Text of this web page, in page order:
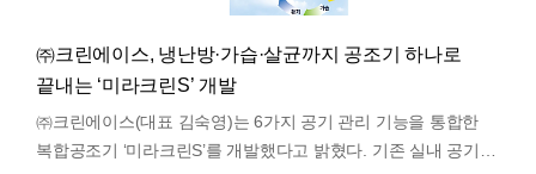
㈜크린에이스, 냉난방·가습·살균까지 공조기 하나로
끝내는 ‘미라크린S’ 개발
㈜크린에이스(대표 김숙영)는 6가지 공기 관리 기능을 통합한
복합공조기 ‘미라크린S’를 개발했다고 밝혔다. 기존 실내 공기질